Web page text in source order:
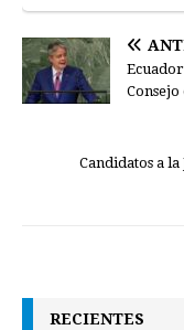
Candidatos a
RECIENTES